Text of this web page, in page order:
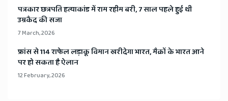
​पत्रकार छत्रपति हत्याकांड में राम रहीम बरी, 7 साल पहले हुई थी
उम्रकैद की सजा
7 March, 2026
​फ्रांस से 114 राफेल लड़ाकू विमान खरीदेगा भारत, मैक्रों के भारत आने
पर हो सकता है ऐलान
12 February, 2026